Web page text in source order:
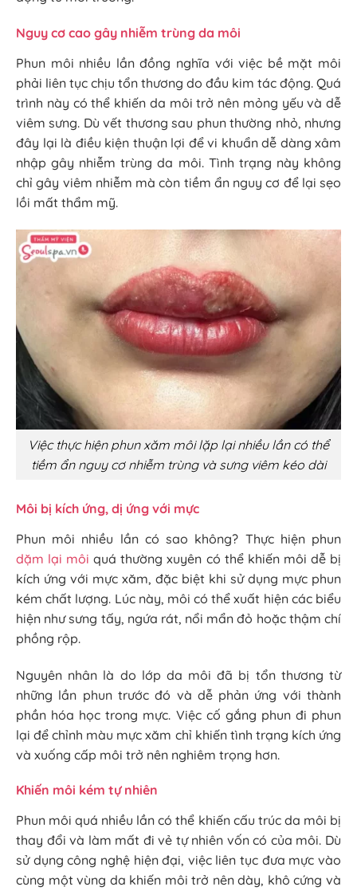
Nguy cơ cao gây nhiễm trùng da môi
Phun môi nhiều lần đồng nghĩa với việc bề mặt môi
phải liên tục chịu tổn thương do đầu kim tác động. Quá
trình này có thể khiến da môi trở nên mỏng yếu và dễ
viêm sưng. Dù vết thương sau phun thường nhỏ, nhưng
đây lại là điều kiện thuận lợi để vi khuẩn dễ dàng xâm
nhập gây nhiễm trùng da môi. Tình trạng này không
chỉ gây viêm nhiễm mà còn tiềm ẩn nguy cơ để lại sẹo
lồi mất thẩm mỹ.
Việc thực hiện phun xăm môi lặp lại nhiều lần có thể
tiềm ẩn nguy cơ nhiễm trùng và sưng viêm kéo dài
Môi bị kích ứng, dị ứng với mực
Phun môi nhiều lần có sao không? Thực hiện phun
dặm lại môi quá thường xuyên có thể khiến môi dễ bị
kích ứng với mực xăm, đặc biệt khi sử dụng mực phun
kém chất lượng. Lúc này, môi có thể xuất hiện các biểu
hiện như sưng tấy, ngứa rát, nổi mẩn đỏ hoặc thậm chí
phồng rộp.
Nguyên nhân là do lớp da môi đã bị tổn thương từ
những lần phun trước đó và dễ phản ứng với thành
phần hóa học trong mực. Việc cố gắng phun đi phun
lại để chỉnh màu mực xăm chỉ khiến tình trạng kích ứng
và xuống cấp môi trở nên nghiêm trọng hơn.
Khiến môi kém tự nhiên
Phun môi quá nhiều lần có thể khiến cấu trúc da môi bị
thay đổi và làm mất đi vẻ tự nhiên vốn có của môi. Dù
sử dụng công nghệ hiện đại, việc liên tục đưa mực vào
cùng một vùng da khiến môi trở nên dày, khô cứng và